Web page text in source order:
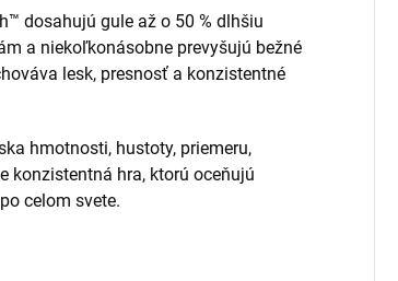
dosahujú gule až o 50 % dlhšiu
a niekoľkonásobne prevyšujú bežné
lesk, presnosť a konzistentné
hmotnosti, hustoty, priemeru,
konzistentná hra, ktorú oceňujú
celom svete.